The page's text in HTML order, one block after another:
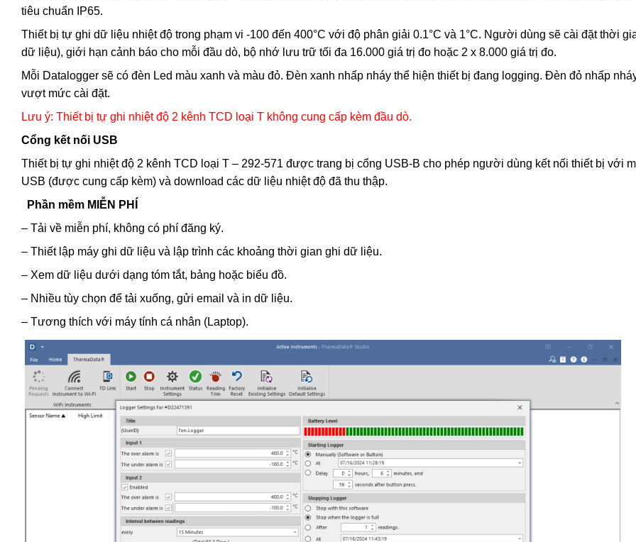
tiêu chuẩn IP65.
Thiết bị tự ghi dữ liệu nhiệt độ trong phạm vi -100 đến 400°C với độ phân giải 0.1°C và 1°C. Người dùng sẽ cài đặt thời
dữ liệu), giới hạn cảnh báo cho mỗi đầu dò, bộ nhớ lưu trữ tối đa 16.000 giá trị đo hoặc 2 x 8.000 giá trị đo.
Mỗi Datalogger sẽ có đèn Led màu xanh và màu đỏ. Đèn xanh nhấp nháy thể hiện thiết bị đang logging. Đèn đỏ nhấp
vượt mức cài đặt.
Lưu ý: Thiết bị tự ghi nhiệt độ 2 kênh TCD loại T không cung cấp kèm đầu dò.
Cổng kết nối USB
Thiết bị tự ghi nhiệt độ 2 kênh TCD loại T – 292-571 được trang bị cổng USB-B cho phép người dùng kết nối thiết bị với
USB (được cung cấp kèm) và download các dữ liệu nhiệt độ đã thu thập.
Phần mềm MIỄN PHÍ
– Tải về miễn phí, không có phí đăng ký.
– Thiết lập máy ghi dữ liệu và lập trình các khoảng thời gian ghi dữ liệu.
– Xem dữ liệu dưới dạng tóm tắt, bảng hoặc biểu đồ.
– Nhiều tùy chọn để tải xuống, gửi email và in dữ liệu.
– Tương thích với máy tính cá nhân (Laptop).